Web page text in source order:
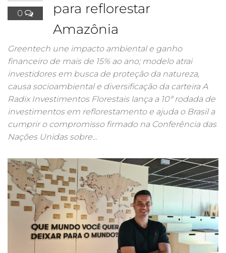
0
para reflorestar
Amazônia
Greentech une impacto ambiental e ganho
financeiro de mais de 15% ao ano; modelo atrai
investidores em busca de proteção da natureza,
causa socioambiental e diversificação da carteira A
Radix Investimentos Florestais lança a 10ª rodada de
investimentos em reflorestamento e ajuda o Brasil a
cumprir o compromisso firmado na Conferência das
Nações Unidas sobre…